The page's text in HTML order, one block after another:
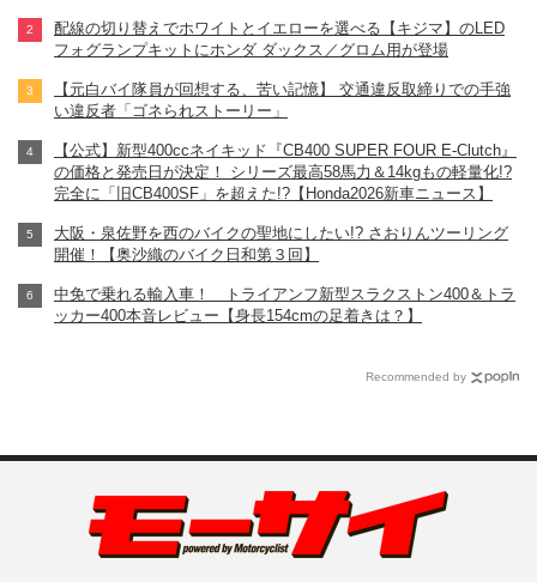
配線の切り替えでホワイトとイエローを選べる【キジマ】のLED
フォグランプキットにホンダ ダックス／グロム用が登場
【元白バイ隊員が回想する、苦い記憶】 交通違反取締りでの手強
い違反者「ゴネられストーリー」
【公式】新型400ccネイキッド『CB400 SUPER FOUR E-Clutch』
の価格と発売日が決定！ シリーズ最高58馬力＆14kgもの軽量化!?
完全に「旧CB400SF」を超えた!?【Honda2026新車ニュース】
大阪・泉佐野を西のバイクの聖地にしたい!? さおりんツーリング
開催！【奥沙織のバイク日和第３回】
中免で乗れる輸入車！ トライアンフ新型スラクストン400＆トラ
ッカー400本音レビュー【身長154cmの足着きは？】
Recommended by